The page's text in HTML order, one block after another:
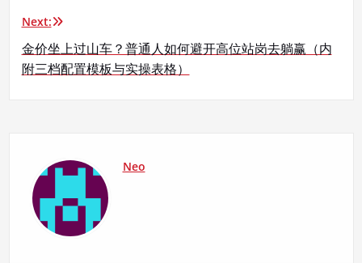
导
航
Next:
金价坐上过山车？普通人如何避开高位站岗去躺赢（内
附三档配置模板与实操表格）
Neo